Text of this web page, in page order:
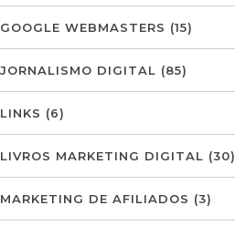
GOOGLE WEBMASTERS (15)
JORNALISMO DIGITAL (85)
LINKS (6)
LIVROS MARKETING DIGITAL (30)
MARKETING DE AFILIADOS (3)